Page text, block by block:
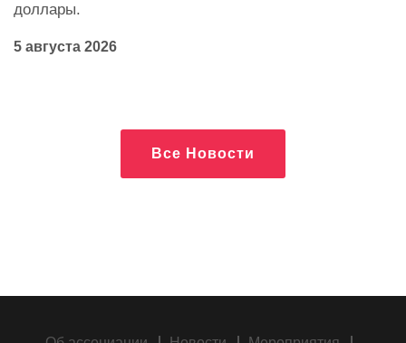
доллары.
5 августа 2026
Все Новости